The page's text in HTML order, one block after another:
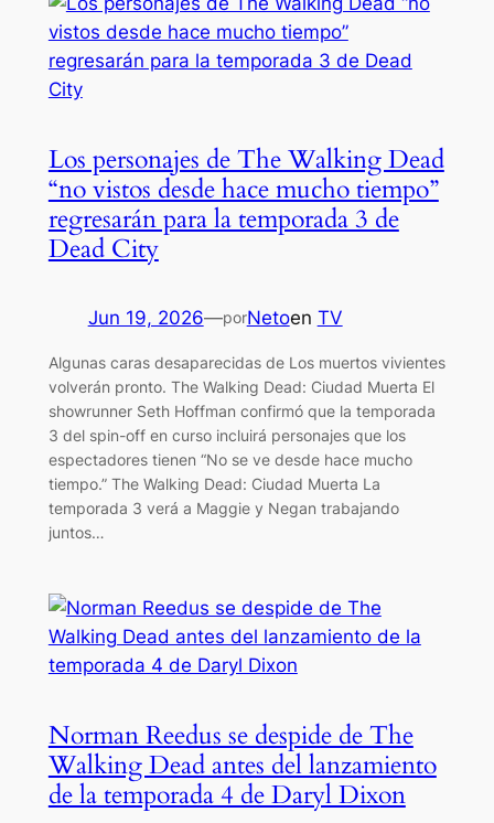
Los personajes de The Walking Dead
“no vistos desde hace mucho tiempo”
regresarán para la temporada 3 de
Dead City
Jun 19, 2026—porNetoen TV
Algunas caras desaparecidas de Los muertos vivientes
volverán pronto. The Walking Dead: Ciudad Muerta El
showrunner Seth Hoffman confirmó que la temporada
3 del spin-off en curso incluirá personajes que los
espectadores tienen “No se ve desde hace mucho
tiempo.” The Walking Dead: Ciudad Muerta La
temporada 3 verá a Maggie y Negan trabajando
juntos…
Norman Reedus se despide de The
Walking Dead antes del lanzamiento
de la temporada 4 de Daryl Dixon